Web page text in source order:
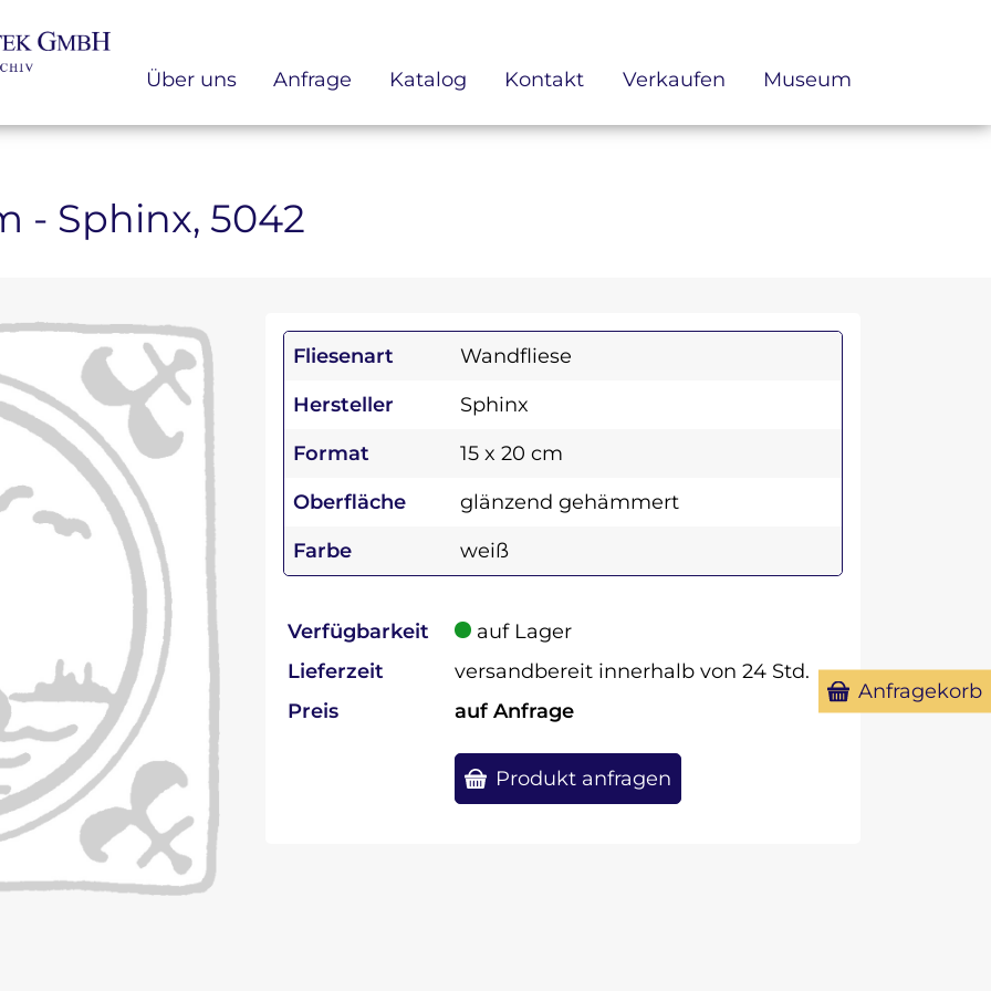
Über uns Anfrage Katalog Kontakt Verkaufen Museum
- Sphinx, 5042
Fliesenart
Wandfliese
Hersteller
Sphinx
Format
15 x 20 cm
Oberfläche
glänzend gehämmert
Farbe
weiß
Verfügbarkeit
auf Lager
Lieferzeit
versandbereit innerhalb von 24 Std.
Preis
auf Anfrage
Produkt anfragen
Anfragekorb